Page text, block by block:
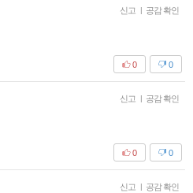
신고 공감 확인
0
0
신고 공감 확인
0
0
신고 공감 확인